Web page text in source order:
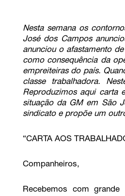
Nesta semana os
José dos Campos
anunciou o afastamento
como consequência da
empreiteiras do país.
classe trabalhadora.
Reproduzimos aqui carta
situação da GM em São
sindicato e propõe um
“CARTA AOS
Companheiros,
Recebemos com